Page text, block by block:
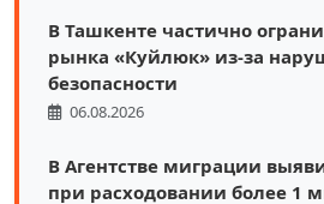
В Ташкенте частично
рынка «Куйлюк» из-за
безопасности
06.08.2026
В Агентстве миграции
при расходовании более 1